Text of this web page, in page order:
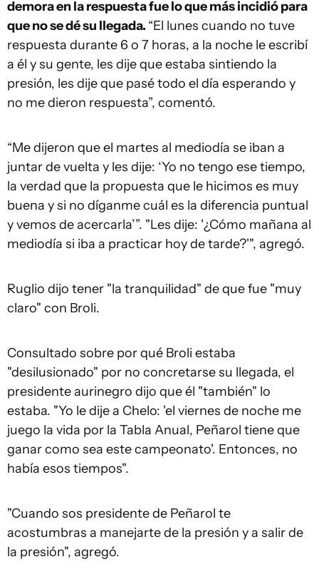
demora en la respuesta fue lo que más incidió para
que no se dé su llegada. “El lunes cuando no tuve
respuesta durante 6 o 7 horas, a la noche le escribí
a él y su gente, les dije que estaba sintiendo la
presión, les dije que pasé todo el día esperando y
no me dieron respuesta”, comentó.
“Me dijeron que el martes al mediodía se iban a
juntar de vuelta y les dije: ‘Yo no tengo ese tiempo,
la verdad que la propuesta que le hicimos es muy
buena y si no díganme cuál es la diferencia puntual
y vemos de acercarla’”. "Les dije: '¿Cómo mañana al
mediodía si iba a practicar hoy de tarde?'", agregó.
Ruglio dijo tener "la tranquilidad" de que fue "muy
claro" con Broli.
Consultado sobre por qué Broli estaba
"desilusionado" por no concretarse su llegada, el
presidente aurinegro dijo que él "también" lo
estaba. "Yo le dije a Chelo: 'el viernes de noche me
juego la vida por la Tabla Anual, Peñarol tiene que
ganar como sea este campeonato'. Entonces, no
había esos tiempos".
"Cuando sos presidente de Peñarol te
acostumbras a manejarte de la presión y a salir de
la presión", agregó.